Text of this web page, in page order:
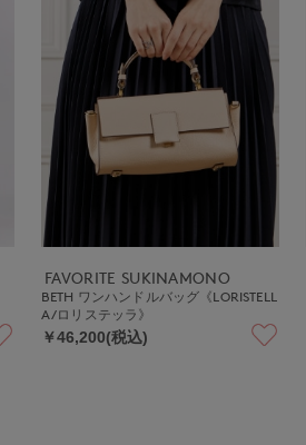
FAVORITE SUKINAMONO
BETH ワンハンドルバッグ《LORISTELL
A/ロリステッラ》
￥46,200(税込)